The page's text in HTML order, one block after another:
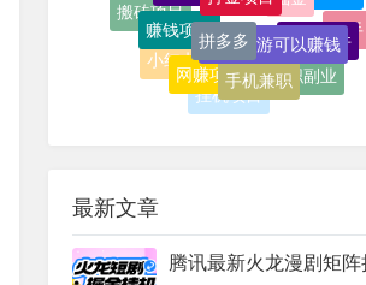
自动挂机教程
脚本
挂机项目
轻松赚钱
抖音
兼职副业
手机兼职
网赚项目
小红书
自动挂机项目
快手
最新文章